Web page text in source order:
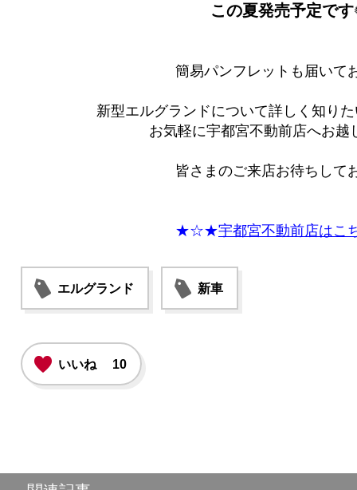
この夏発売予定です
簡易パンフレットも届いて
新型エルグランドについて詳しく知り
お気軽に宇都宮不動前店へお越
皆さまのご来店お待ちして
★☆★宇都宮不動前店はこ
エルグランド 新車
いいね 10